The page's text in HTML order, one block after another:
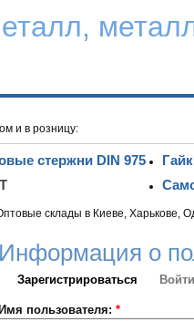
и в розницу:
стержни DIN 975
склады в Киеве, Харькове,
Информация о
Зарегистрироваться
Имя пользователя: *